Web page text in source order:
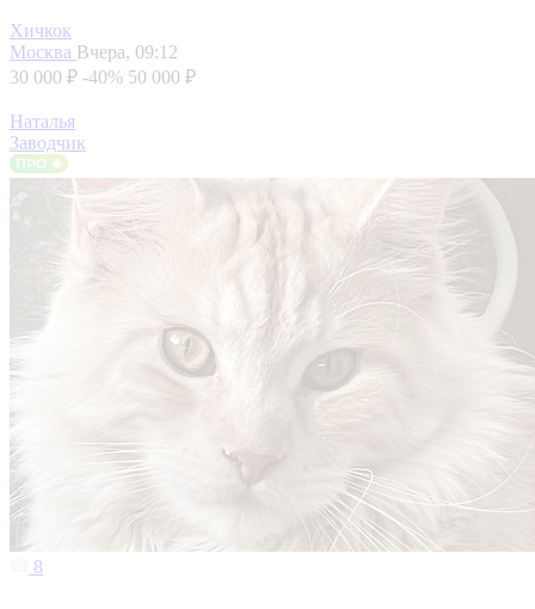
Хичкок
Москва Вчера, 09:12
30 000 ₽ -40% 50 000 ₽
Наталья
Заводчик
8